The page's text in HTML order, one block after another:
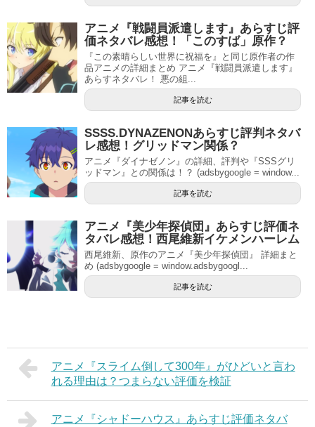
アニメ『戦闘員派遣します』あらすじ評
価ネタバレ感想！「このすば」原作？
『この素晴らしい世界に祝福を』と同じ原作者の作
品アニメの詳細まとめ アニメ『戦闘員派遣します』
あらすネタバレ！ 悪の組...
記事を読む
SSSS.DYNAZENONあらすじ評判ネタバ
レ感想！グリッドマン関係？
アニメ『ダイナゼノン』の詳細、評判や『SSSグリ
ッドマン』との関係は！？ (adsbygoogle = window...
記事を読む
アニメ『美少年探偵団』あらすじ評価ネ
タバレ感想！西尾維新イケメンハーレム
西尾維新、原作のアニメ『美少年探偵団』 詳細まと
め (adsbygoogle = window.adsbygoogl...
記事を読む
アニメ『スライム倒して300年』がひどいと言わ
れる理由は？つまらない評価を検証
アニメ『シャドーハウス』あらすじ評価ネタバ